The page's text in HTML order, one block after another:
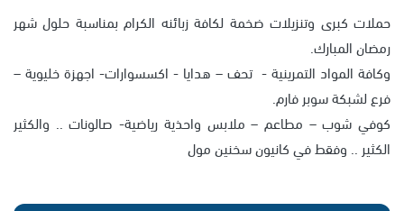
حملات كبرى وتنزيلات ضخمة لكافة زبائنه الكرام بمناسبة حلول شهر
رمضان المبارك.
وكافة المواد التمرينية - تحف – هدايا - اكسسوارات- اجهزة خليوية –
فرع لشبكة سوبر فارم.
كوفي شوب – مطاعم – ملابس واحذية رياضية- صالونات .. والكثير
الكثير .. وفقط في كانيون سخنين مول